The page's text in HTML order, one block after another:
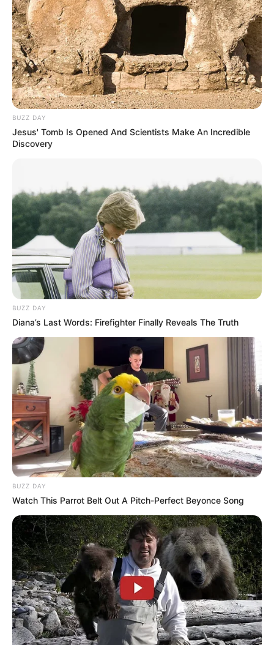
BUZZ DAY
Jesus' Tomb Is Opened And Scientists Make An Incredible
Discovery
BUZZ DAY
Diana’s Last Words: Firefighter Finally Reveals The Truth
BUZZ DAY
Watch This Parrot Belt Out A Pitch-Perfect Beyonce Song